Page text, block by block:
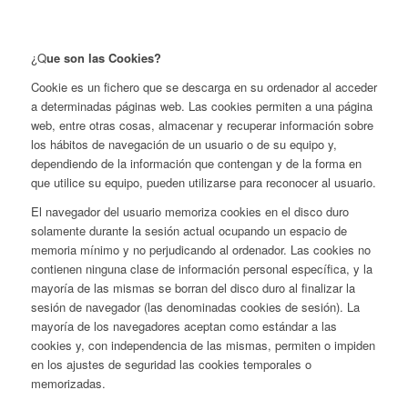
¿Que son las Cookies?
Cookie es un fichero que se descarga en su ordenador al acceder
a determinadas páginas web. Las cookies permiten a una página
web, entre otras cosas, almacenar y recuperar información sobre
los hábitos de navegación de un usuario o de su equipo y,
dependiendo de la información que contengan y de la forma en
que utilice su equipo, pueden utilizarse para reconocer al usuario.
El navegador del usuario memoriza cookies en el disco duro
solamente durante la sesión actual ocupando un espacio de
memoria mínimo y no perjudicando al ordenador. Las cookies no
contienen ninguna clase de información personal específica, y la
mayoría de las mismas se borran del disco duro al finalizar la
sesión de navegador (las denominadas cookies de sesión). La
mayoría de los navegadores aceptan como estándar a las
cookies y, con independencia de las mismas, permiten o impiden
en los ajustes de seguridad las cookies temporales o
memorizadas.